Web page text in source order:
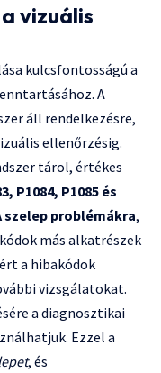
vizuális
kulcsfontosságú a
A
áll rendelkezésre,
ellenőrzésig.
tárol, értékes
P1084, P1085 és
szelep problémákra,
más alkatrészek
a hibakódok
vizsgálatokat.
a diagnosztikai
Ezzel a
, és